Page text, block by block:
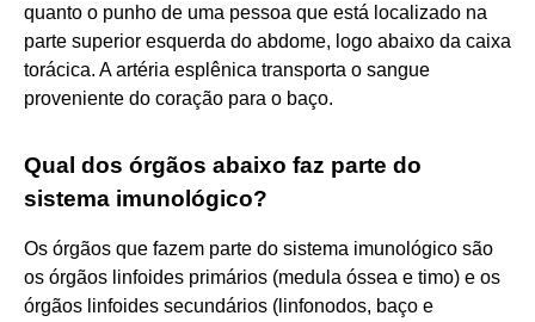
quanto o punho de uma pessoa que está localizado na
parte superior esquerda do abdome, logo abaixo da caixa
torácica. A artéria esplênica transporta o sangue
proveniente do coração para o baço.
Qual dos órgãos abaixo faz parte do
sistema imunológico?
Os órgãos que fazem parte do sistema imunológico são
os órgãos linfoides primários (medula óssea e timo) e os
órgãos linfoides secundários (linfonodos, baço e